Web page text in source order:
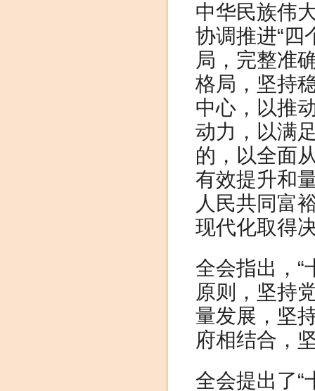
中华民族伟
协调推进“四
局，完整准
格局，坚持
中心，以推
动力，以满
的，以全面
有效提升和
人民共同富
现代化取得
全会指出，“
原则，坚持
量发展，坚
府相结合，
全会提出了“